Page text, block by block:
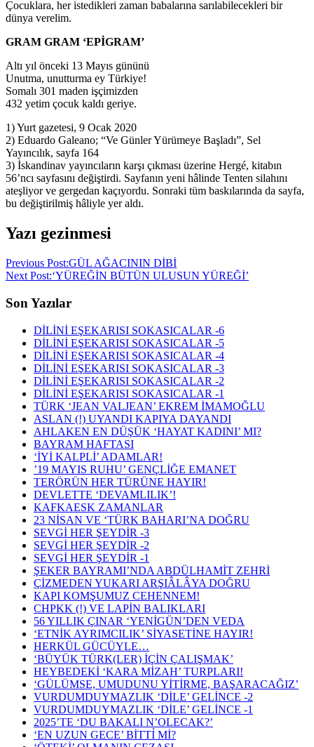
Çocuklara, her istedikleri zaman babalarına sarılabilecekleri bir
dünya verelim.
GRAM GRAM ‘EPİGRAM’
Altı yıl önceki 13 Mayıs gününü
Unutma, unutturma ey Türkiye!
Somalı 301 maden işçimizden
432 yetim çocuk kaldı geriye.
1) Yurt gazetesi, 9 Ocak 2020
2) Eduardo Galeano; “Ve Günler Yürümeye Başladı”, Sel
Yayıncılık, sayfa 164
3) İskandinav yayıncıların karşı çıkması üzerine Hergé, kitabın
56’ncı sayfasını değiştirdi. Sayfanın yeni hâlinde Tenten silahını
ateşliyor ve gergedan kaçıyordu. Sonraki tüm baskılarında da sayfa,
bu değiştirilmiş hâliyle yer aldı.
Yazı gezinmesi
Previous Post:GÜL AĞACININ DİBİ
Next Post:‘YÜREĞİN BÜTÜN ULUSUN YÜREĞİ’
Son Yazılar
DİLİNİ EŞEKARISI SOKASICALAR -6
DİLİNİ EŞEKARISI SOKASICALAR -5
DİLİNİ EŞEKARISI SOKASICALAR -4
DİLİNİ EŞEKARISI SOKASICALAR -3
DİLİNİ EŞEKARISI SOKASICALAR -2
DİLİNİ EŞEKARISI SOKASICALAR -1
TÜRK ‘JEAN VALJEAN’ EKREM İMAMOĞLU
ASLAN (!) UYANDI KAPIYA DAYANDI
AHLAKEN EN DÜŞÜK ‘HAYAT KADINI’ MI?
BAYRAM HAFTASI
‘İYİ KALPLİ’ ADAMLAR!
’19 MAYIS RUHU’ GENÇLİĞE EMANET
TERÖRÜN HER TÜRÜNE HAYIR!
DEVLETTE ‘DEVAMLILIK’!
KAFKAESK ZAMANLAR
23 NİSAN VE ‘TÜRK BAHARI’NA DOĞRU
SEVGİ HER ŞEYDİR -3
SEVGİ HER ŞEYDİR -2
SEVGİ HER ŞEYDİR -1
ŞEKER BAYRAMI’NDA ABDÜLHAMİT ZEHRİ
ÇİZMEDEN YUKARI ARŞIÂLÂYA DOĞRU
KAPI KOMŞUMUZ CEHENNEM!
CHPKK (!) VE LAPİN BALIKLARI
56 YILLIK ÇINAR ‘YENİGÜN’DEN VEDA
‘ETNİK AYRIMCILIK’ SİYASETİNE HAYIR!
HERKÜL GÜCÜYLE…
‘BÜYÜK TÜRK(LER) İÇİN ÇALIŞMAK’
HEYBEDEKİ ‘KARA MİZAH’ TURPLARI!
‘GÜLÜMSE, UMUDUNU YİTİRME, BAŞARACAĞIZ’
VURDUMDUYMAZLIK ‘DİLE’ GELİNCE -2
VURDUMDUYMAZLIK ‘DİLE’ GELİNCE -1
2025’TE ‘DU BAKALI N’OLECAK?’
‘EN UZUN GECE’ BİTTỈ Mİ?